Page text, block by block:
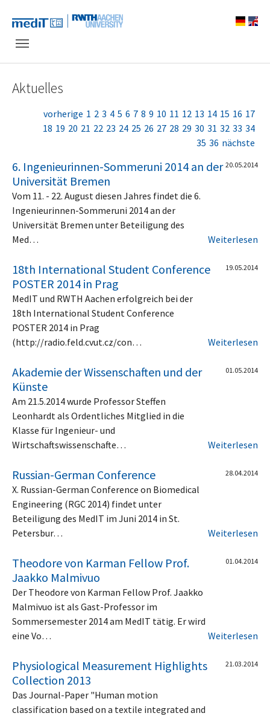
Aktuelles
vorherige 1 2 3 4 5 6 7 8 9 10 11 12 13 14 15 16 17
18 19 20 21 22 23 24 25 26 27 28 29 30 31 32 33 34
35 36 nächste
6. Ingenieurinnen-Sommeruni 2014 an der
Universität Bremen
20.05.2014
Vom 11. - 22. August diesen Jahres findet die 6.
Ingenieurinnen-Sommeruni 2014 an der
Universität Bremen unter Beteiligung des
Med…
Weiterlesen
18th International Student Conference
POSTER 2014 in Prag
19.05.2014
MedIT und RWTH Aachen erfolgreich bei der
18th International Student Conference
POSTER 2014 in Prag
(http://radio.feld.cvut.cz/con…
Weiterlesen
Akademie der Wissenschaften und der
Künste
01.05.2014
Am 21.5.2014 wurde Professor Steffen
Leonhardt als Ordentliches Mitglied in die
Klasse für Ingenieur- und
Wirtschaftswissenschafte…
Weiterlesen
Russian-German Conference 28.04.2014
X. Russian-German Conference on Biomedical
Engineering (RGC 2014) findet unter
Beteiligung des MedIT im Juni 2014 in St.
Petersbur…
Weiterlesen
Theodore von Karman Fellow Prof.
Jaakko Malmivuo
01.04.2014
Der Theodore von Karman Fellow Prof. Jaakko
Malmivuo ist als Gast-Professor im
Sommersemester 2014 am MedIT tätig. Er wird
eine Vo…
Weiterlesen
Physiological Measurement Highlights
Collection 2013
21.03.2014
Das Journal-Paper "Human motion
classification based on a textile integrated and